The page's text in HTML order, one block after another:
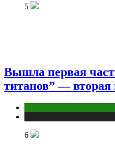
5
Вышла первая
титанов” —
6